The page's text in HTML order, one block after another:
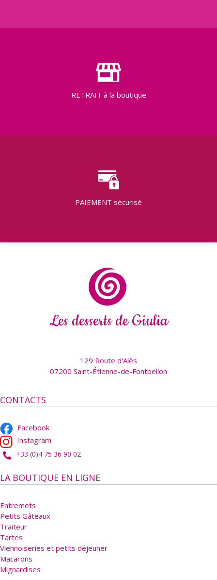
RETRAIT à la boutique
PAIEMENT sécurisé
Les desserts de Giulia
129 Route d'Alès
07200 Saint-Étienne-de-Fontbellon
CONTACTS
Facebook
Instagram
+33 (0)4 75 36 90 02
LA BOUTIQUE EN LIGNE
Entremets
Petits Gâteaux
Traiteur
Tartes
Viennoiseries et petits déjeuner
Macarons
Mignardises